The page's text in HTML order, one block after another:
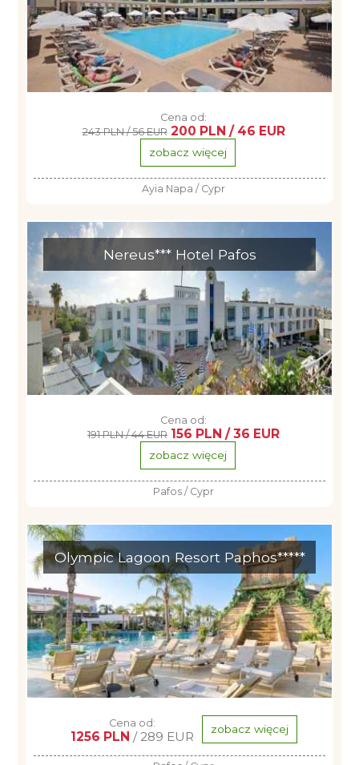
Cena od:
243 PLN / 56 EUR 200 PLN / 46 EUR
zobacz więcej
Ayia Napa / Cypr
Nereus*** Hotel Pafos
Cena od:
191 PLN / 44 EUR 156 PLN / 36 EUR
zobacz więcej
Pafos / Cypr
Olympic Lagoon Resort Paphos*****
Cena od:
1256 PLN / 289 EUR zobacz więcej